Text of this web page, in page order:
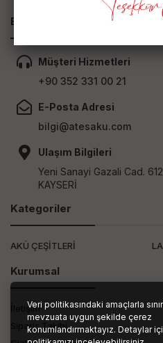
Veri politikasındaki amaçlarla
mevzuata uygun şekilde çerez
konumlandırmaktayız. Detaylar
Bize Ulaşın
Müşteri Hizmetleri
+90 352 331 00 21
E-Posta Adresi
bilgi@atesaku.com
Ulaşım Bilgileri
Yeni Sanayi Gazali Cad.
KAYSERİ
Kategoriler
AKÜ ÇEŞİTLERİ
Kurumsal
İletişim
Sipariş Takibi